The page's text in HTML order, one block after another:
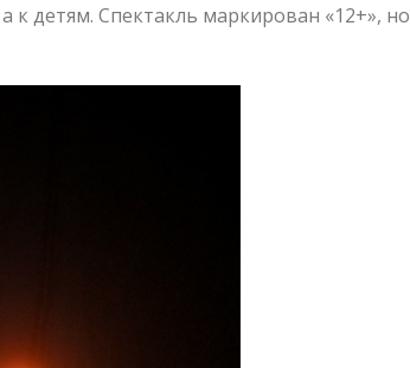
к детям. Спектакль маркирован «12+», но